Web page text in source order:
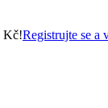
Kč!Registrujte se a